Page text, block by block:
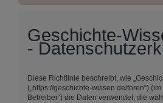
Geschichte-
-
Diese Richtlinie beschreibt, wie
(„https://geschichte-wissen.de/foren“)
Betreiber“) die Daten verwendet, die